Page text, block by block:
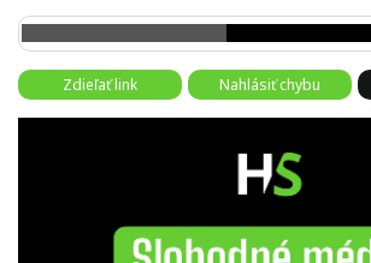
Zdieľať link Nahlásiť chybu